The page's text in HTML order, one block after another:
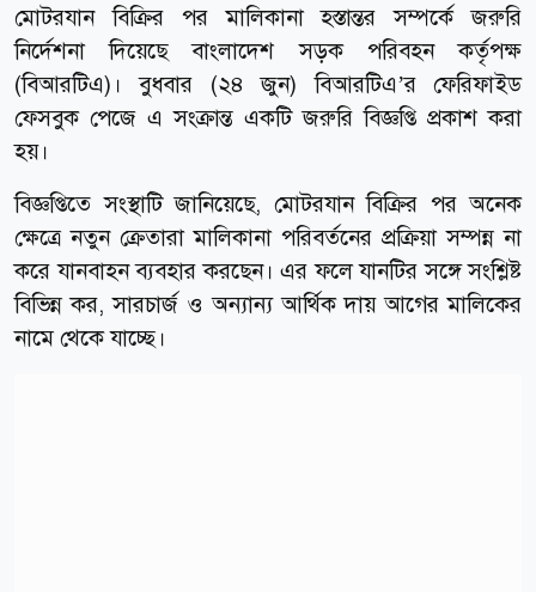
মোটরযান বিক্রির পর মালিকানা হস্তান্তর সম্পর্কে জরুরি
নির্দেশনা দিয়েছে বাংলাদেশ সড়ক পরিবহন কর্তৃপক্ষ
(বিআরটিএ)। বুধবার (২৪ জুন) বিআরটিএ’র ফেরিফাইড
ফেসবুক পেজে এ সংক্রান্ত একটি জরুরি বিজ্ঞপ্তি প্রকাশ করা
হয়।
বিজ্ঞপ্তিতে সংস্থাটি জানিয়েছে, মোটরযান বিক্রির পর অনেক
ক্ষেত্রে নতুন ক্রেতারা মালিকানা পরিবর্তনের প্রক্রিয়া সম্পন্ন না
করে যানবাহন ব্যবহার করছেন। এর ফলে যানটির সঙ্গে সংশ্লিষ্ট
বিভিন্ন কর, সারচার্জ ও অন্যান্য আর্থিক দায় আগের মালিকের
নামে থেকে যাচ্ছে।